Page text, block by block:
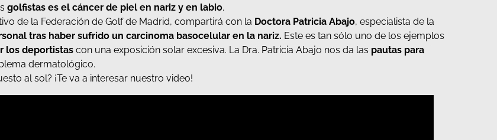
golfistas es el cáncer de piel en nariz y en labio.
de la Federación de Golf de Madrid, compartirá con la Doctora Patricia Abajo, especialista de la
tras haber sufrido un carcinoma basocelular en la nariz. Este es tan sólo uno de los ejemplos
los deportistas con una exposición solar excesiva. La Dra. Patricia Abajo nos da las pautas para
dermatológico.
al sol? ¡Te va a interesar nuestro video!